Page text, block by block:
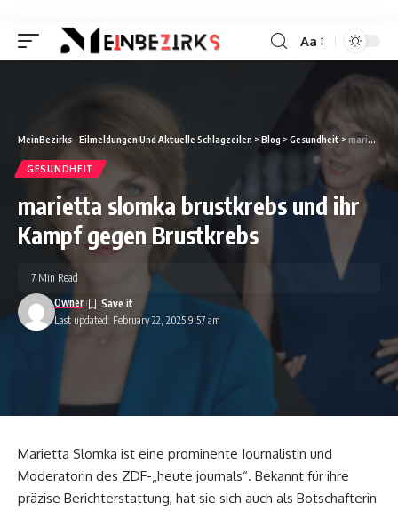
Font
Aa
MeinBezirks - Eilmeldungen Und Aktuelle Schlagzeilen >Blog >Gesundheit >marietta slomka brustkrebs und ihr Kampf gegen Brustkrebs
GESUNDHEIT
marietta slomka brustkrebs und ihr
Kampf gegen Brustkrebs
Last updated: February 22, 2025 9:57 am
Owner
7 Min Read
Marietta Slomka ist eine prominente Journalistin und
Moderatorin des ZDF-„heute journals“. Bekannt für ihre
präzise Berichterstattung, hat sie sich auch als Botschafterin